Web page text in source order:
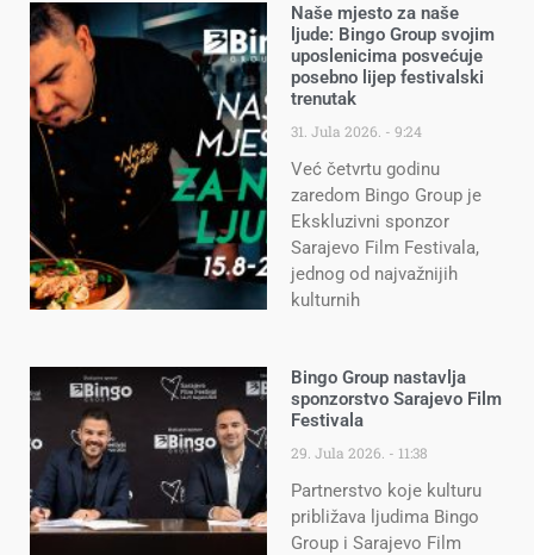
Naše mjesto za naše
ljude: Bingo Group svojim
uposlenicima posvećuje
posebno lijep festivalski
trenutak
31. Jula 2026. 9:24
Već četvrtu godinu
zaredom Bingo Group je
Ekskluzivni sponzor
Sarajevo Film Festivala,
jednog od najvažnijih
kulturnih
Bingo Group nastavlja
sponzorstvo Sarajevo Film
Festivala
29. Jula 2026. 11:38
Partnerstvo koje kulturu
približava ljudima Bingo
Group i Sarajevo Film